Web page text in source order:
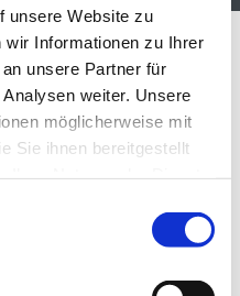
unsere Website zu
wir Informationen zu Ihrer
unsere Partner für
weiter. Unsere
möglicherweise mit
Sie ihnen bereitgestellt
INFO